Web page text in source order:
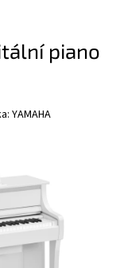
piano
YAMAHA